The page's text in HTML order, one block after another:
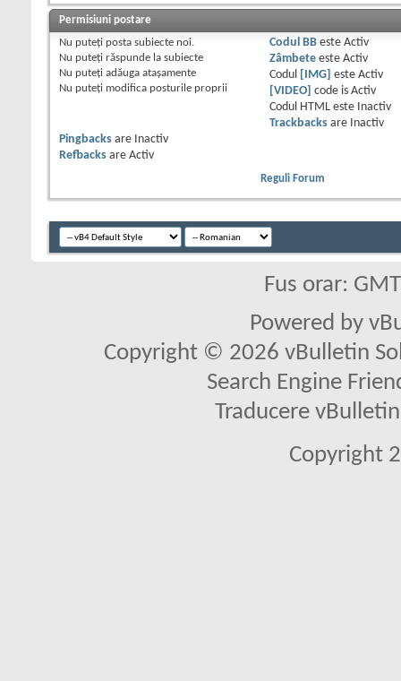
Permisiuni postare
Nu puteţi posta subiecte noi.
Nu puteţi răspunde la subiecte
Nu puteţi adăuga ataşamente
Nu puteţi modifica posturile proprii
Codul BBeste Activ
Zâmbeteeste Activ
Codul
[IMG] este Activ
[VIDEO]
code is Activ
Codul HTML este
Inactiv
Trackbacksare
Inactiv
Pingbacks are
Inactiv
Refbacks are Activ
Reguli Forum
Fus orar:
Powered by
Copyright © 2026 vBulletin
Search Engine
Traducere
Copyright